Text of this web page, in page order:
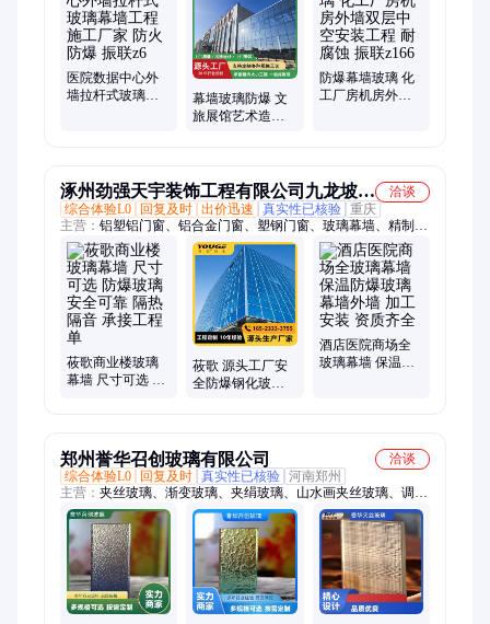
程、不锈钢风铃幕墙、振联幕墙、墙体装饰、防火玻璃、夹胶钢
化玻璃、吊顶铝板包柱、镂空铝板
医院数据中心外
墙拉杆式玻璃幕
幕墙玻璃防爆 文
旅展馆艺术造型
防爆幕墙玻璃 化
工厂房机房外墙
涿州劲强天宇装饰工程有限公司九龙坡区
分公司
洽谈
综合体验L0
回复及时 出价迅速 真实性已核验 重庆
主营： 铝塑铝门窗、铝合金门窗、塑钢门窗、玻璃幕墙、精制钢
幕墙、玻璃门、地弹簧门、推拉门窗
莜歌商业楼玻璃
幕墙 尺寸可选 防
莜歌 源头工厂安
全防爆钢化玻璃
酒店医院商场全
玻璃幕墙 保温防
郑州誉华召创玻璃有限公司
洽谈
综合体验L0
回复及时 真实性已核验 河南郑州
主营： 夹丝玻璃、渐变玻璃、夹绢玻璃、山水画夹丝玻璃、调光
玻璃、雾化玻璃、夹胶玻璃、防火玻璃、纳米硅防火玻璃